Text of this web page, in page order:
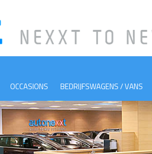
OCCASIONS BEDRIJFSWAGENS / VANS